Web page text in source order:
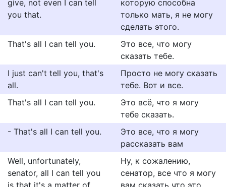
give, not even I can tell
you that.
которую способна
только мать, я не могу
сделать этого.
That's all I can tell you.
Это все, что могу
сказать тебе.
I just can't tell you, that's
all.
Просто не могу сказать
тебе. Вот и все.
That's all I can tell you.
Это всё, что я могу
тебе сказать.
- That's all I can tell you.
Это все, что я могу
рассказать вам
Well, unfortunately,
senator, all I can tell you
is that it's a matter of
Ну, к сожалению,
сенатор, все что я могу
вам сказать что это